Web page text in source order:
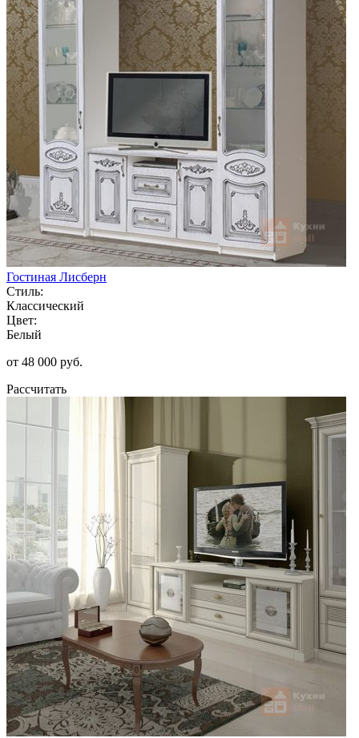
Гостиная Лисберн
Стиль:
Классический
Цвет:
Белый
от 48 000 руб.
Рассчитать